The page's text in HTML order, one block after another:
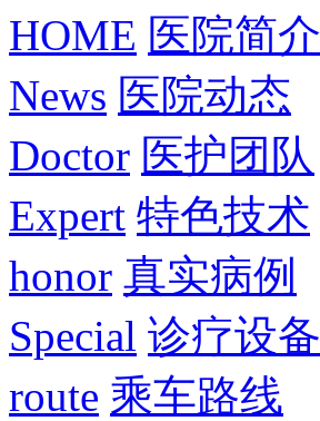
HOME 医院简介
News 医院动态
Doctor 医护团队
Expert 特色技术
honor 真实病例
Special 诊疗设备
route 乘车路线